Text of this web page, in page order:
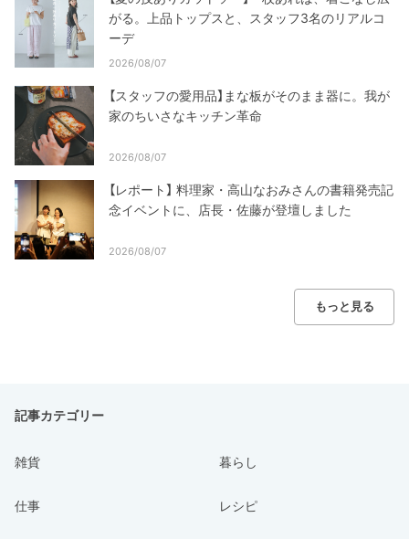
がる。上品トップスと、スタッフ3名のリアルコ
ーデ
2026/08/07
【スタッフの愛用品】まな板がそのまま器に。我が
家のちいさなキッチン革命
2026/08/07
【レポート】 料理家・高山なおみさんの書籍発売記
念イベントに、店長・佐藤が登壇しました
2026/08/07
もっと見る
記事カテゴリー
雑貨 暮らし
仕事 レシピ